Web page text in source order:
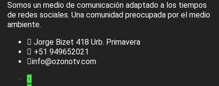
Somos un medio de comunicación adaptado a los tiempos
de redes sociales. Una comunidad preocupada por el medio
ambiente.
Jorge Bizet 418 Urb. Primavera
+51 949652021
info@ozonotv.com